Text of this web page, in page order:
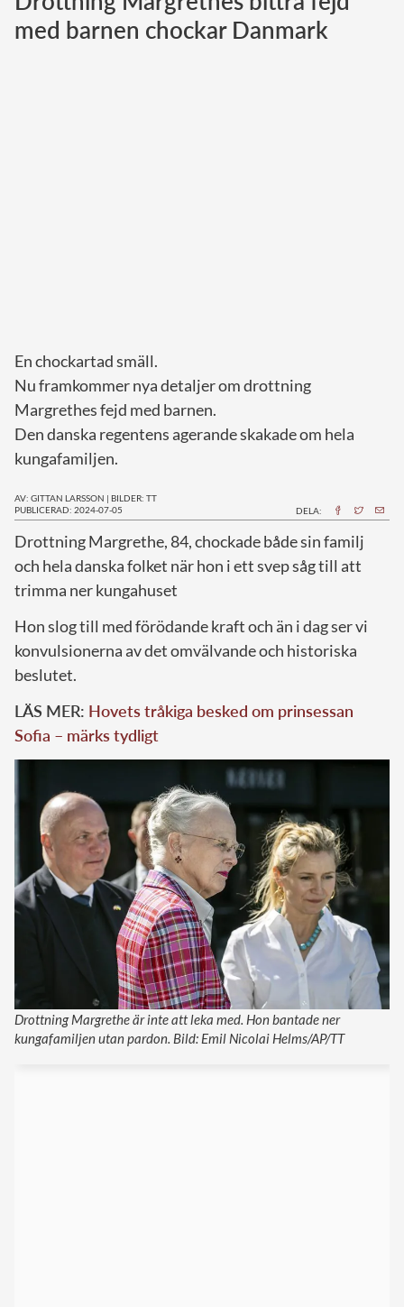
Norska kungahuset
med barnen chockar Danmark
En chockartad smäll.
Nu framkommer nya detaljer om drottning
Margrethes fejd med barnen.
Den danska regentens agerande skakade om hela
kungafamiljen.
AV: GITTAN LARSSON | BILDER: TT
PUBLICERAD: 2024-07-05
DELA:
Drottning Margrethe, 84, chockade både sin familj
och hela danska folket när hon i ett svep såg till att
trimma ner kungahuset
Hon slog till med förödande kraft och än i dag ser vi
konvulsionerna av det omvälvande och historiska
beslutet.
LÄS MER: Hovets tråkiga besked om prinsessan
Sofia – märks tydligt
Drottning Margrethe är inte att leka med. Hon bantade ner
kungafamiljen utan pardon. Bild: Emil Nicolai Helms/AP/TT